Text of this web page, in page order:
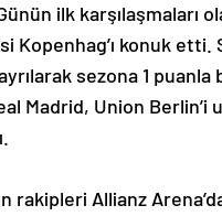
ilk karşılaşmaları
konuk etti.
sezona 1 puanla
Madrid, Union Berlin’i
rakipleri Allianz